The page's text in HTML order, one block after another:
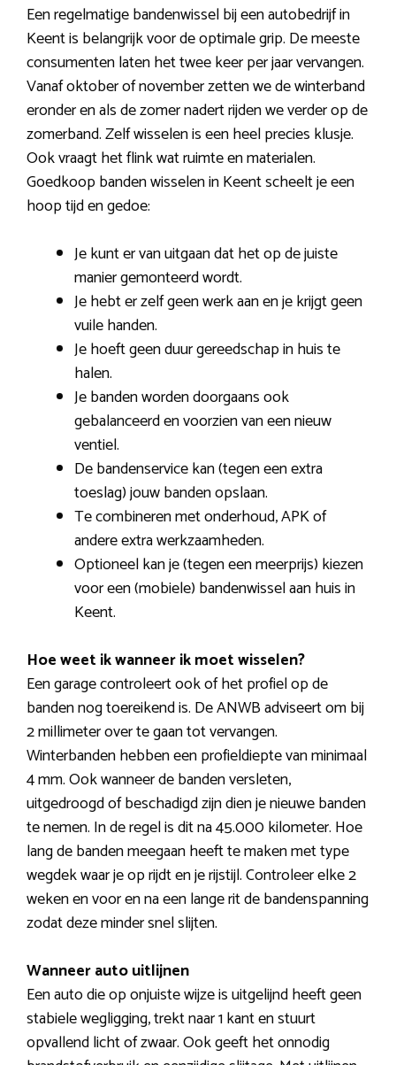
Een regelmatige bandenwissel bij een autobedrijf in
Keent is belangrijk voor de optimale grip. De meeste
consumenten laten het twee keer per jaar vervangen.
Vanaf oktober of november zetten we de winterband
eronder en als de zomer nadert rijden we verder op de
zomerband. Zelf wisselen is een heel precies klusje.
Ook vraagt het flink wat ruimte en materialen.
Goedkoop banden wisselen in Keent scheelt je een
hoop tijd en gedoe:
Je kunt er van uitgaan dat het op de juiste
manier gemonteerd wordt.
Je hebt er zelf geen werk aan en je krijgt geen
vuile handen.
Je hoeft geen duur gereedschap in huis te
halen.
Je banden worden doorgaans ook
gebalanceerd en voorzien van een nieuw
ventiel.
De bandenservice kan (tegen een extra
toeslag) jouw banden opslaan.
Te combineren met onderhoud, APK of
andere extra werkzaamheden.
Optioneel kan je (tegen een meerprijs) kiezen
voor een (mobiele) bandenwissel aan huis in
Keent.
Hoe weet ik wanneer ik moet wisselen?
Een garage controleert ook of het profiel op de
banden nog toereikend is. De ANWB adviseert om bij
2 millimeter over te gaan tot vervangen.
Winterbanden hebben een profieldiepte van minimaal
4 mm. Ook wanneer de banden versleten,
uitgedroogd of beschadigd zijn dien je nieuwe banden
te nemen. In de regel is dit na 45.000 kilometer. Hoe
lang de banden meegaan heeft te maken met type
wegdek waar je op rijdt en je rijstijl. Controleer elke 2
weken en voor en na een lange rit de bandenspanning
zodat deze minder snel slijten.
Wanneer auto uitlijnen
Een auto die op onjuiste wijze is uitgelijnd heeft geen
stabiele wegligging, trekt naar 1 kant en stuurt
opvallend licht of zwaar. Ook geeft het onnodig